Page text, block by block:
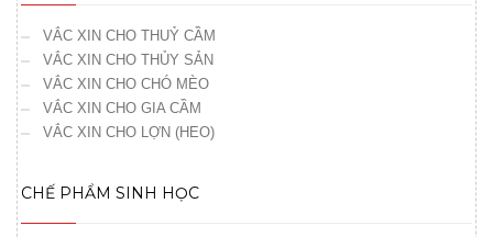
VẮC XIN CHO THUỶ CẦM
VẮC XIN CHO THỦY SẢN
VẮC XIN CHO CHÓ MÈO
VẮC XIN CHO GIA CẦM
VẮC XIN CHO LỢN (HEO)
CHẾ PHẨM SINH HỌC